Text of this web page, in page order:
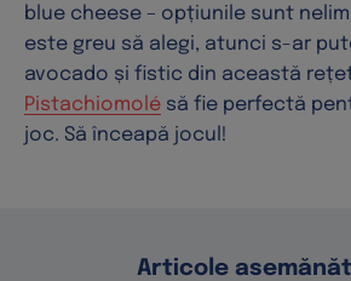
blue cheese – opțiunile sunt
este greu să alegi, atunci s-ar
avocado și fistic din această
Pistachiomolé să fie perfectă
joc. Să înceapă jocul!
Articole